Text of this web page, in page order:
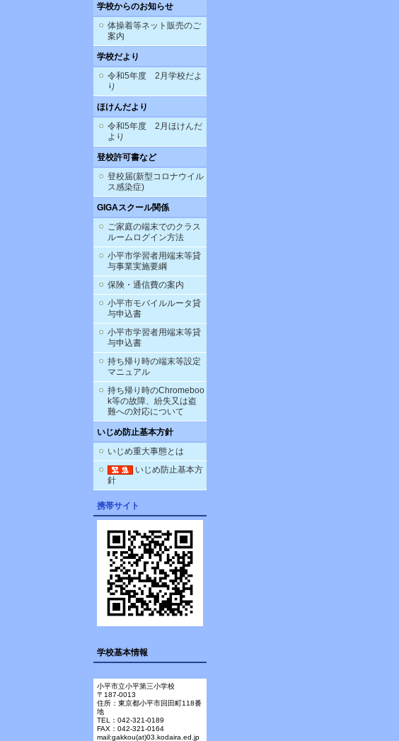
学校からのお知らせ
体操着等ネット販売のご
案内
学校だより
令和5年度 2月学校だよ
り
ほけんだより
令和5年度 2月ほけんだ
より
登校許可書など
登校届(新型コロナウイル
ス感染症)
GIGAスクール関係
ご家庭の端末でのクラス
ルームログイン方法
小平市学習者用端末等貸
与事業実施要綱
保険・通信費の案内
小平市モバイルルータ貸
与申込書
小平市学習者用端末等貸
与申込書
持ち帰り時の端末等設定
マニュアル
持ち帰り時のChromeboo
k等の故障、紛失又は盗
難への対応について
いじめ防止基本方針
いじめ重大事態とは
いじめ防止基本方
針
携帯サイト
学校基本情報
小平市立小平第三小学校
〒187-0013
住所：東京都小平市回田町118番
地
TEL：042-321-0189
FAX：042-321-0164
mail:gakkou(at)03.kodaira.ed.jp